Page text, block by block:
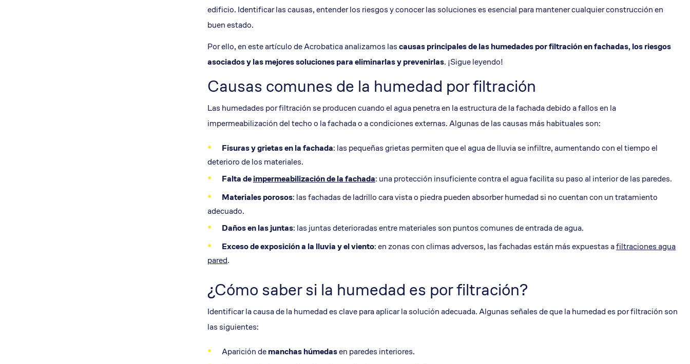
edificio. Identificar las causas, entender los riesgos y conocer las soluciones es esencial para mantener cualquier construcción en
buen estado.
Por ello, en este artículo de Acrobatica analizamos lascausas principales de las humedades por filtración en fachadas, los riesgos
asociados y las mejores soluciones para eliminarlas y prevenirlas. ¡Sigue leyendo!
Causas comunes de la humedad por filtración
Las humedades por filtración se producen cuando el agua penetra en la estructura de la fachada debido a fallos en la
impermeabilización del techo o la fachada o a condiciones externas. Algunas de las causas más habituales son:
Fisurasygrietasen la fachada: las pequeñas grietas permiten que el agua de lluvia se infiltre, aumentando con el tiempo el
deterioro de los materiales.
Falta deimpermeabilizaciónde la fachada: una protección insuficiente contra el agua facilita su paso al interior de las paredes.
Materiales porosos: las fachadas de ladrillo cara vista o piedra pueden absorber humedad si no cuentan con un tratamiento
adecuado.
Daños en las juntas: las juntas deterioradas entre materiales son puntos comunes de entrada de agua.
Exceso de exposición a la lluvia y el viento: en zonas con climas adversos, las fachadas están más expuestas afiltraciones agua
pared.
¿Cómo saber si la humedad es por filtración?
Identificar la causa de la humedad es clave para aplicar la solución adecuada. Algunas señales de que la humedad es por filtración son
las siguientes:
Aparición demanchas húmedasen paredes interiores.